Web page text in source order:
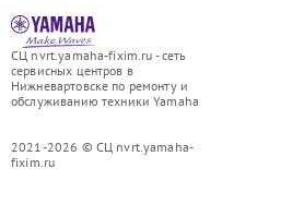
СЦ nvrt.yamaha-fixim.ru - сеть
сервисных центров в
Нижневартовске по ремонту и
обслуживанию техники Yamaha
2021-2026 © СЦ nvrt.yamaha-
fixim.ru